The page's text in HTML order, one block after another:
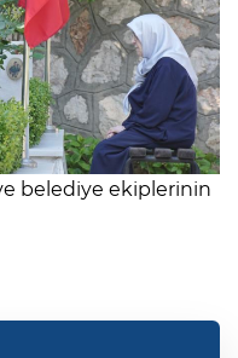
belediye ekiplerinin